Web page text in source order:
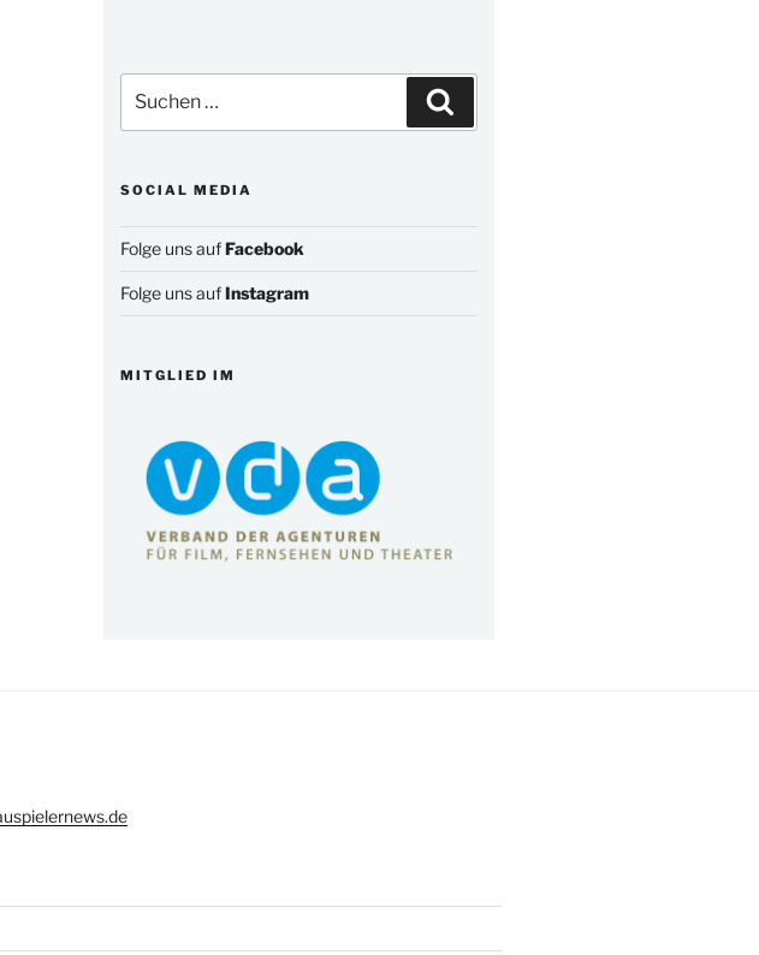
nach:
SOCIAL MEDIA
Folge uns aufFacebook
Folge uns aufInstagram
MITGLIED IM